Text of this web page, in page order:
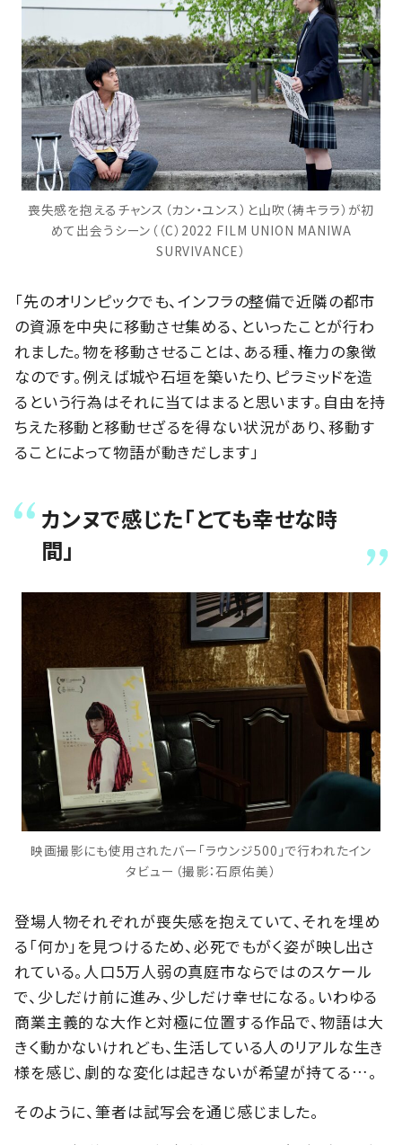
喪失感を抱えるチャンス（カン・ユンス）と山吹（祷キララ）が初
めて出会うシーン（（C）2022 FILM UNION MANIWA
SURVIVANCE）
「先のオリンピックでも、インフラの整備で近隣の都市
の資源を中央に移動させ集める、といったことが行わ
れました。物を移動させることは、ある種、権力の象徴
なのです。例えば城や石垣を築いたり、ピラミッドを造
るという行為はそれに当てはまると思います。自由を持
ちえた移動と移動せざるを得ない状況があり、移動す
ることによって物語が動きだします」
カンヌで感じた「とても幸せな時
間」
映画撮影にも使用されたバー「ラウンジ500」で行われたイン
タビュー（撮影：石原佑美）
登場人物それぞれが喪失感を抱えていて、それを埋め
る「何か」を見つけるため、必死でもがく姿が映し出さ
れている。人口5万人弱の真庭市ならではのスケール
で、少しだけ前に進み、少しだけ幸せになる。いわゆる
商業主義的な大作と対極に位置する作品で、物語は大
きく動かないけれども、生活している人のリアルな生き
様を感じ、劇的な変化は起きないが希望が持てる…。
そのように、筆者は試写会を通じ感じました。